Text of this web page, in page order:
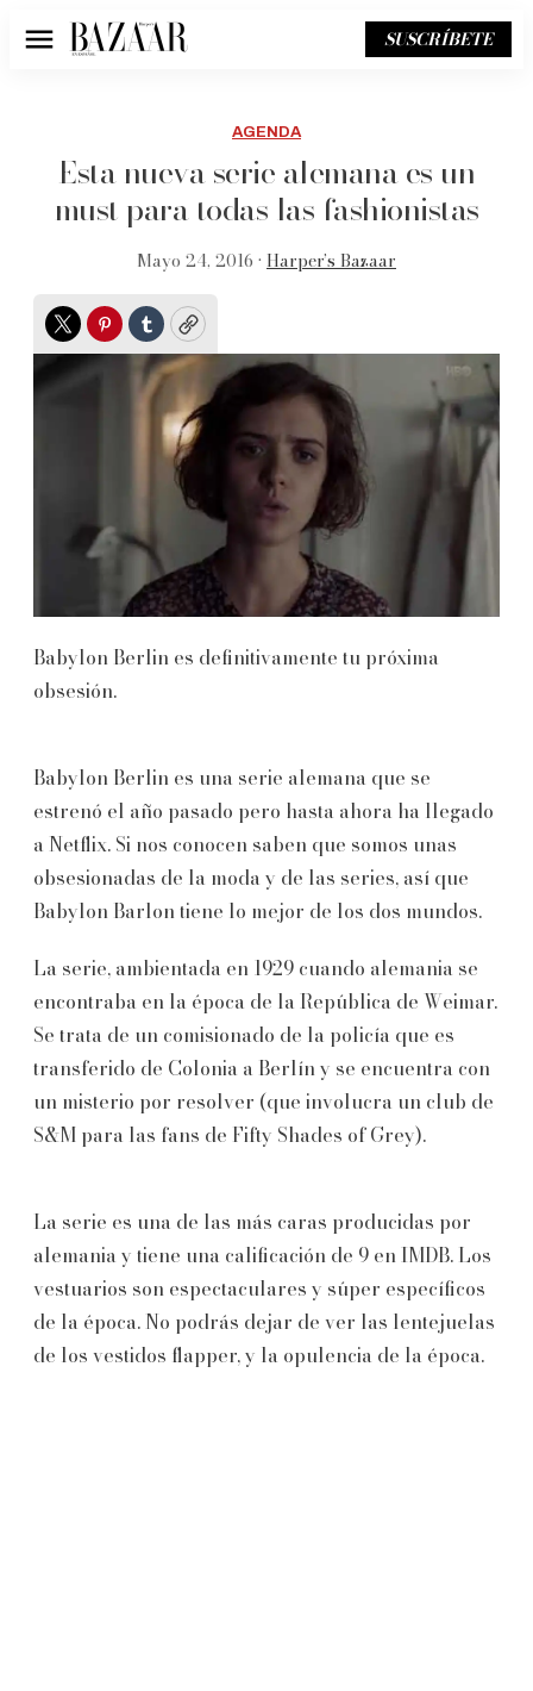
Menú SUSCRÍBETE
AGENDA
Esta nueva serie alemana es un
must para todas las fashionistas
Mayo 24, 2016 • Harper’s Bazaar
TwitterPinterest
TumblrCopy
Babylon Berlin es definitivamente tu próxima
obsesión.
Babylon Berlin es una serie alemana que se
estrenó el año pasado pero hasta ahora ha llegado
a Netflix. Si nos conocen saben que somos unas
obsesionadas de la moda y de las series, así que
Babylon Barlon tiene lo mejor de los dos mundos.
La serie, ambientada en 1929 cuando alemania se
encontraba en la época de la República de Weimar.
Se trata de un comisionado de la policía que es
transferido de Colonia a Berlín y se encuentra con
un misterio por resolver (que involucra un club de
S&M para las fans de Fifty Shades of Grey).
La serie es una de las más caras producidas por
alemania y tiene una calificación de 9 en IMDB. Los
vestuarios son espectaculares y súper específicos
de la época. No podrás dejar de ver las lentejuelas
de los vestidos flapper, y la opulencia de la época.